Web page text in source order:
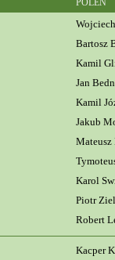
POLEN
Bartosz
Kamil
Jan
Kamil
Jakub
Karol
Piotr
Robert
Kacper